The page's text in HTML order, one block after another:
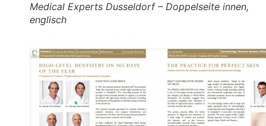
Medical Experts Dusseldorf – Doppelseite innen,
englisch